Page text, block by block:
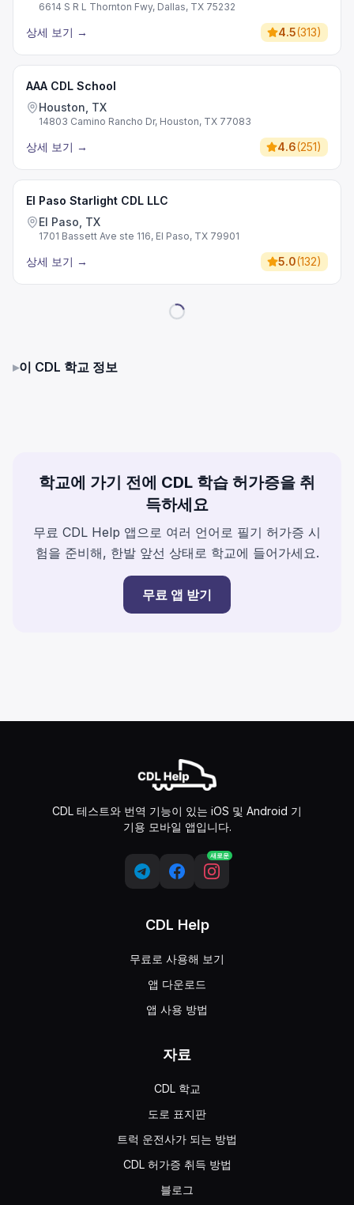
6614 S R L Thornton Fwy, Dallas, TX 75232
상세 보기 → 4.5(313)
AAA CDL School
Houston, TX
14803 Camino Rancho Dr, Houston, TX 77083
상세 보기 → 4.6(251)
El Paso Starlight CDL LLC
El Paso, TX
1701 Bassett Ave ste 116, El Paso, TX 79901
상세 보기 → 5.0(132)
▸이 CDL 학교 정보
학교에 가기 전에 CDL 학습 허가증을 취
득하세요
무료 CDL Help 앱으로 여러 언어로 필기 허가증 시
험을 준비해, 한발 앞선 상태로 학교에 들어가세요.
무료 앱 받기
CDL 테스트와 번역 기능이 있는 iOS 및 Android 기
기용 모바일 앱입니다.
새로운
CDL Help
무료로 사용해 보기
앱 다운로드
앱 사용 방법
자료
CDL 학교
도로 표지판
트럭 운전사가 되는 방법
CDL 허가증 취득 방법
블로그